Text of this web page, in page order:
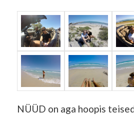
NÜÜD on aga hoopis